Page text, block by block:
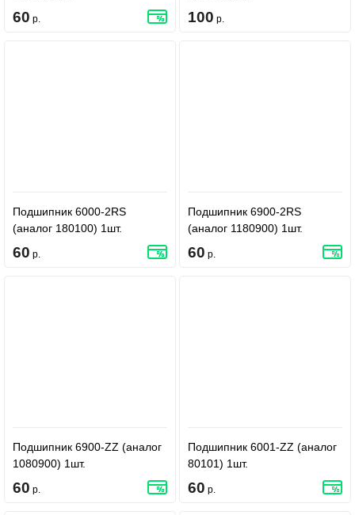
60 р. 100 р.
Подшипник 6000-2RS
(аналог 180100) 1шт.
60 р.
Подшипник 6900-2RS
(аналог 1180900) 1шт.
60 р.
Подшипник 6900-ZZ (аналог
1080900) 1шт.
60 р.
Подшипник 6001-ZZ (аналог
80101) 1шт.
60 р.